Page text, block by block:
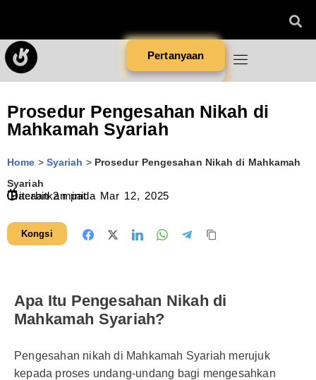
Pertanyaan
Prosedur Pengesahan Nikah di
Mahkamah Syariah
Home > Syariah > Prosedur Pengesahan Nikah di Mahkamah
Syariah
Diterbitkan pada Mar 12, 2025
Bacaan2 minit
Kongsi
Apa Itu Pengesahan Nikah di
Mahkamah Syariah?
Pengesahan nikah di Mahkamah Syariah merujuk
kepada proses undang-undang bagi mengesahkan